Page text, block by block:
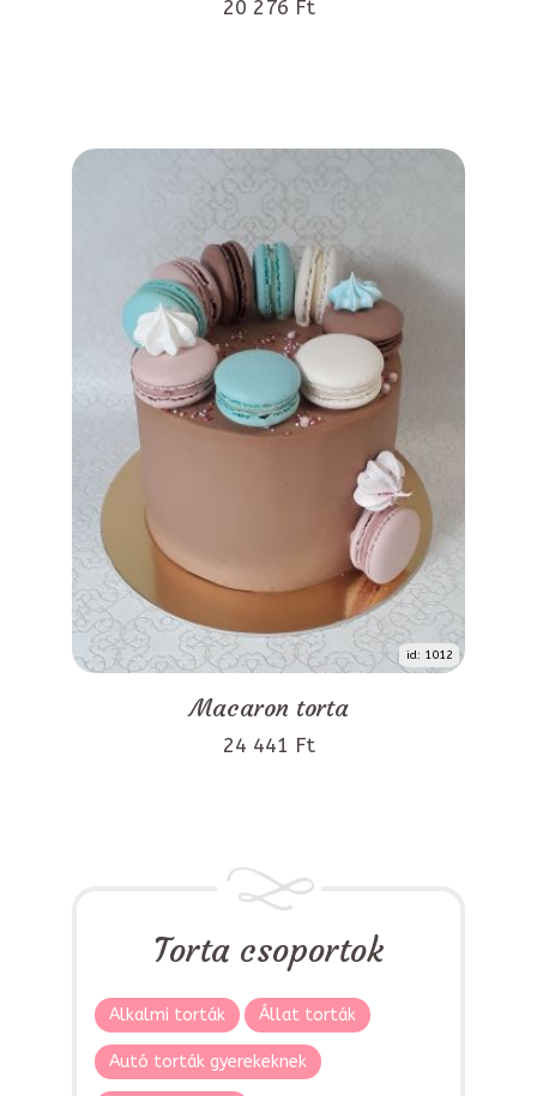
20 276 Ft
id: 1012
Macaron torta
24 441 Ft
Torta csoportok
Alkalmi torták Állat torták
Autó torták gyerekeknek